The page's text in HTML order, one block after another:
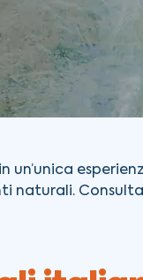
un’unica
naturali.